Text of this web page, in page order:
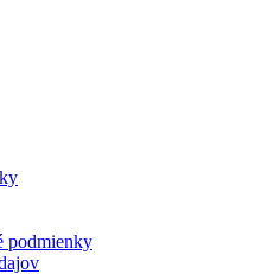
podmienky